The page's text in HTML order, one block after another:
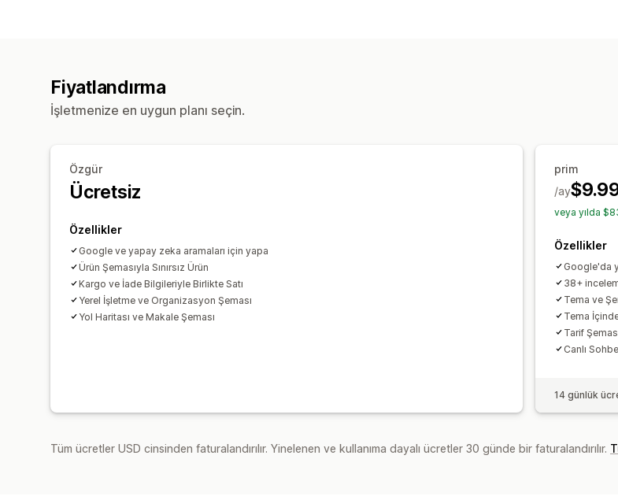
Sıralama izleme
Fiyatlandırma
İşletmenize en uygun planı seçin.
Özgür
Ücretsiz
Özellikler
Google ve yapay zeka aramaları için yapa
Ürün Şemasıyla Sınırsız Ürün
Kargo ve İade Bilgileriyle Birlikte Satı
Yerel İşletme ve Organizasyon Şeması
Yol Haritası ve Makale Şeması
prim
/ay
veya yılda
Özellikler
Google'da
38+
Tema ve
Tema
Tarif
Canlı
14 günlük
Tüm ücretler USD cinsinden faturalandırılır. Yinelenen ve kullanıma dayalı ücretler 30 günde bir faturalandırılır.